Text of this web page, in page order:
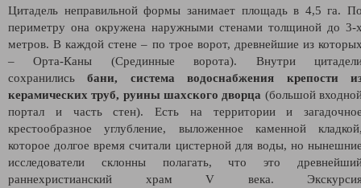
Цитадель неправильной формы занимает площадь в 4,5 га.
периметру она окружена наружными стенами толщиной до 3-
метров. В каждой стене – по трое ворот, древнейшие из
– Орта-Каны (Срединные ворота). Внутри
сохранилисьбани, система водоснабжения крепости
керамических труб, руины шахского дворца (большой
портал и часть стен). Есть на территории и
крестообразное углубление, выложенное каменной
которое долгое время считали цистерной для воды, но
исследователи склонны полагать, что это
раннехристианский храм V века.